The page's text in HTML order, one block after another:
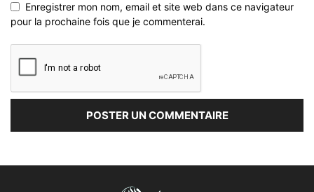
Enregistrer mon nom, email et site web dans ce navigateur
pour la prochaine fois que je commenterai.